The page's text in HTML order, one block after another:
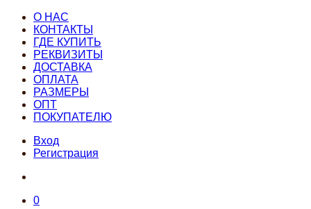
О НАС
КОНТАКТЫ
ГДЕ КУПИТЬ
РЕКВИЗИТЫ
ДОСТАВКА
ОПЛАТА
РАЗМЕРЫ
ОПТ
ПОКУПАТЕЛЮ
Вход
Регистрация
0